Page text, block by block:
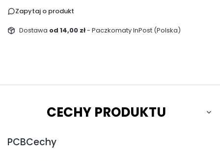
Zapytaj o produkt
Dostawa od 14,00 zł- Paczkomaty InPost (Polska)
CECHY PRODUKTU
PCBCechy